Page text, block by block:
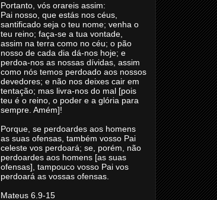
Portanto, vós orareis assim:
Pai nosso, que estás nos céus,
santificado seja o teu nome; venha o
teu reino; faça-se a tua vontade,
assim na terra como no céu; o pão
nosso de cada dia dá-nos hoje; e
perdoa-nos as nossas dívidas, assim
como nós temos perdoado aos nossos
devedores; e não nos deixes cair em
tentação; mas livra-nos do mal [pois
teu é o reino, o poder e a glória para
sempre. Amém]!
Porque, se perdoardes aos homens
as suas ofensas, também vosso Pai
celeste vos perdoará; se, porém, não
perdoardes aos homens [as suas
ofensas], tampouco vosso Pai vos
perdoará as vossas ofensas.
Mateus 6.9-15